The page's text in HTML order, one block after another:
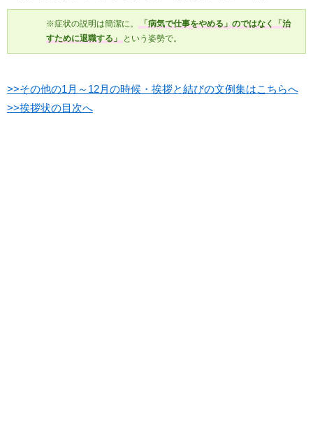
※症状の説明は簡潔に。
「病気で仕事をやめる」のではなく「治
すために退職する」という姿勢で。
>>その他の1月～12月の時候・挨拶と結びの文例集はこちらへ
>>挨拶状の目次へ